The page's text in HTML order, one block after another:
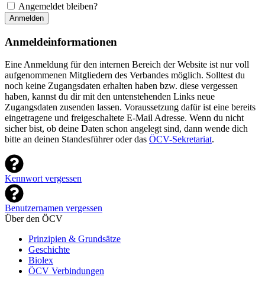
Angemeldet bleiben?
Anmelden
Anmeldeinformationen
Eine Anmeldung für den internen Bereich der Website ist nur voll
aufgenommenen Mitgliedern des Verbandes möglich. Solltest du
noch keine Zugangsdaten erhalten haben bzw. diese vergessen
haben, kannst du dir mit den untenstehenden Links neue
Zugangsdaten zusenden lassen. Voraussetzung dafür ist eine bereits
eingetragene und freigeschaltete E-Mail Adresse. Wenn du nicht
sicher bist, ob deine Daten schon angelegt sind, dann wende dich
bitte an deinen Standesführer oder das ÖCV-Sekretariat.
Kennwort vergessen
Benutzernamen vergessen
Über den ÖCV
Prinzipien & Grundsätze
Geschichte
Biolex
ÖCV Verbindungen